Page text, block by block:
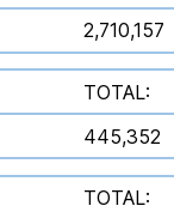
2,710,157
TOTAL:
445,352
TOTAL: